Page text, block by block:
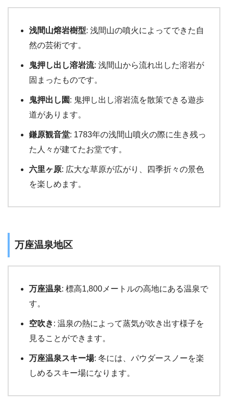
浅間山熔岩樹型: 浅間山の噴火によってできた自
然の芸術です。
鬼押し出し溶岩流: 浅間山から流れ出した溶岩が
固まったものです。
鬼押出し園: 鬼押し出し溶岩流を散策できる遊歩
道があります。
鎌原観音堂: 1783年の浅間山噴火の際に生き残っ
た人々が建てたお堂です。
六里ヶ原: 広大な草原が広がり、四季折々の景色
を楽しめます。
万座温泉地区
万座温泉: 標高1,800メートルの高地にある温泉で
す。
空吹き: 温泉の熱によって蒸気が吹き出す様子を
見ることができます。
万座温泉スキー場: 冬には、パウダースノーを楽
しめるスキー場になります。